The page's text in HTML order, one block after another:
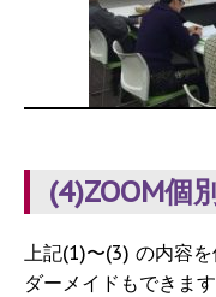
(4)ZOOM個
上記(1)〜(3) の内容
ダーメイドもできます